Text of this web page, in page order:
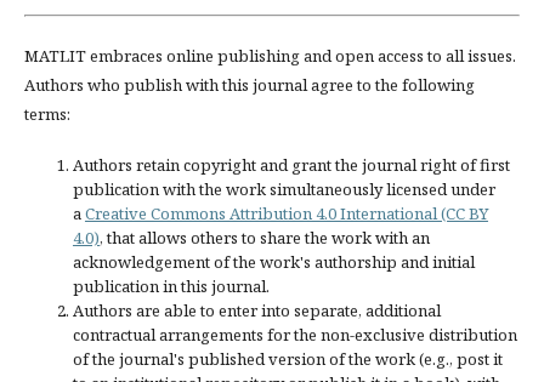
MATLIT embraces online publishing and open access to all issues.
Authors who publish with this journal agree to the following
terms:
Authors retain copyright and grant the journal right of first
publication with the work simultaneously licensed under
aCreative Commons Attribution 4.0 International (CC BY
4.0), that allows others to share the work with an
acknowledgement of the work's authorship and initial
publication in this journal.
Authors are able to enter into separate, additional
contractual arrangements for the non-exclusive distribution
of the journal's published version of the work (e.g., post it